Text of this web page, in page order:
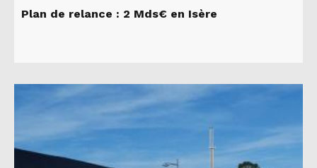
Plan de relance : 2 Mds€ en Isère